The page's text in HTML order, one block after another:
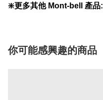
❇️更多其他 Mont-bell 產品:
你可能感興趣的商品